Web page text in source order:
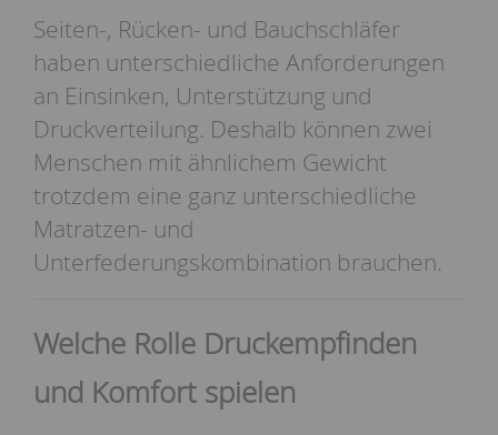
Seiten-, Rücken- und Bauchschläfer
haben unterschiedliche Anforderungen
an Einsinken, Unterstützung und
Druckverteilung. Deshalb können zwei
Menschen mit ähnlichem Gewicht
trotzdem eine ganz unterschiedliche
Matratzen- und
Unterfederungskombination brauchen.
Welche Rolle Druckempfinden
und Komfort spielen